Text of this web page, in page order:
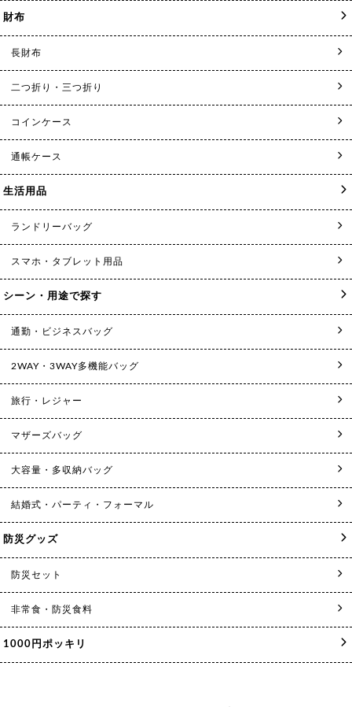
財布
長財布
二つ折り・三つ折り
コインケース
通帳ケース
生活用品
ランドリーバッグ
スマホ・タブレット用品
シーン・用途で探す
通勤・ビジネスバッグ
2WAY・3WAY多機能バッグ
旅行・レジャー
マザーズバッグ
大容量・多収納バッグ
結婚式・パーティ・フォーマル
防災グッズ
防災セット
非常食・防災食料
1000円ポッキリ